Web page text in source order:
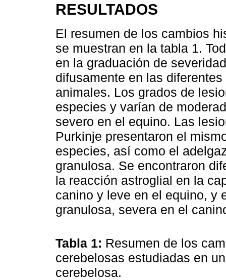
RESULTADOS
El resumen de los cambios
se muestran en la tabla 1.
en la graduación de
difusamente en las
animales. Los grados de
especies y varían de
severo en el equino. Las
Purkinje presentaron el
especies, así como el
granulosa. Se encontraron
la reacción astroglial en la
canino y leve en el equino, y
granulosa, severa en el
Tabla 1: Resumen de los
cerebelosas estudiadas en
cerebelosa.